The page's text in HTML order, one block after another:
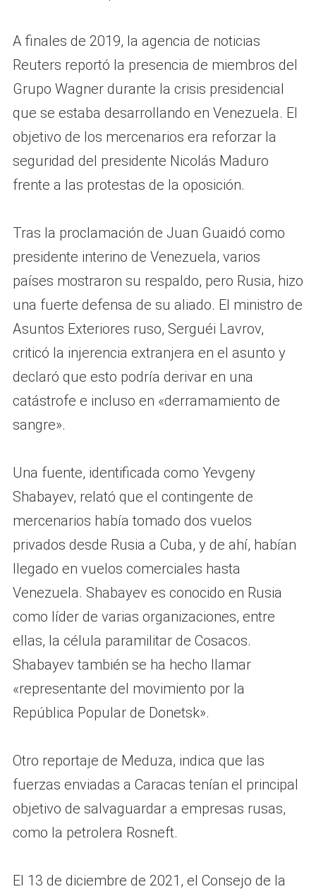
A finales de 2019, la agencia de noticias
Reuters reportó la presencia de miembros del
Grupo Wagner durante la crisis presidencial
que se estaba desarrollando en Venezuela. El
objetivo de los mercenarios era reforzar la
seguridad del presidente Nicolás Maduro
frente a las protestas de la oposición.
Tras la proclamación de Juan Guaidó como
presidente interino de Venezuela, varios
países mostraron su respaldo, pero Rusia, hizo
una fuerte defensa de su aliado. El ministro de
Asuntos Exteriores ruso, Serguéi Lavrov,
criticó la injerencia extranjera en el asunto y
declaró que esto podría derivar en una
catástrofe e incluso en «derramamiento de
sangre».
Una fuente, identificada como Yevgeny
Shabayev, relató que el contingente de
mercenarios había tomado dos vuelos
privados desde Rusia a Cuba, y de ahí, habían
llegado en vuelos comerciales hasta
Venezuela. Shabayev es conocido en Rusia
como líder de varias organizaciones, entre
ellas, la célula paramilitar de Cosacos.
Shabayev también se ha hecho llamar
«representante del movimiento por la
República Popular de Donetsk».
Otro reportaje de Meduza, indica que las
fuerzas enviadas a Caracas tenían el principal
objetivo de salvaguardar a empresas rusas,
como la petrolera Rosneft.
El 13 de diciembre de 2021, el Consejo de la